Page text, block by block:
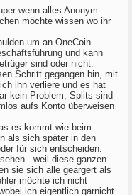
wenn alles Anonym
möchte wissen wo ihr
um an OneCoin
und kann
sind oder nicht.
Schritt gegangen bin, mit
ihn verliere und es hat
kein Problem, Splits sind
aufs Konto überweisen
es kommt wie beim
als sich später in den
für sich entscheiden.
diese ganzen
sie sich alle geärgert als
möchte ich nicht
ich eigentlich garnicht